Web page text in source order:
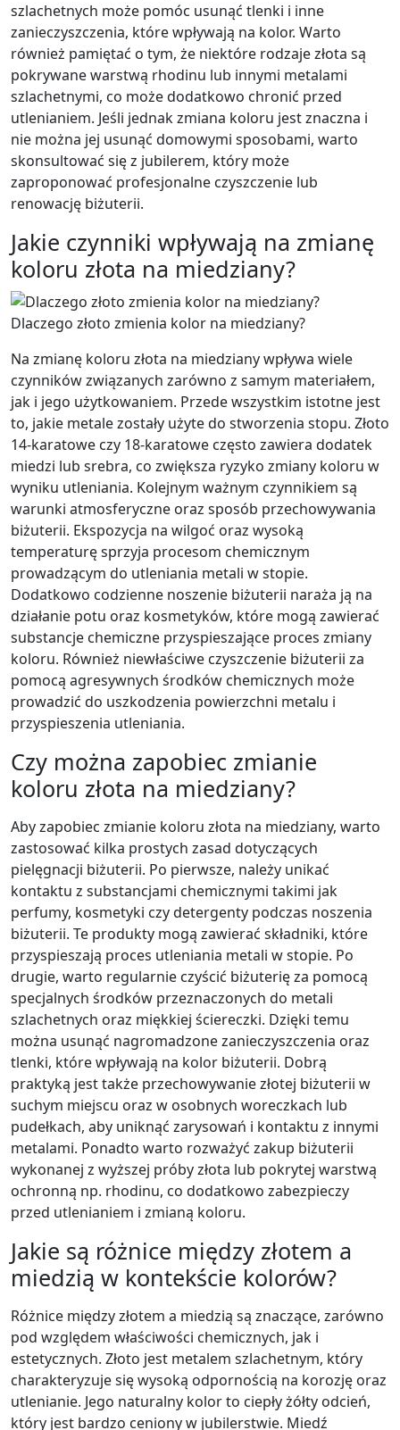
szlachetnych może pomóc usunąć tlenki i inne
zanieczyszczenia, które wpływają na kolor. Warto
również pamiętać o tym, że niektóre rodzaje złota są
pokrywane warstwą rhodinu lub innymi metalami
szlachetnymi, co może dodatkowo chronić przed
utlenianiem. Jeśli jednak zmiana koloru jest znaczna i
nie można jej usunąć domowymi sposobami, warto
skonsultować się z jubilerem, który może
zaproponować profesjonalne czyszczenie lub
renowację biżuterii.
Jakie czynniki wpływają na zmianę
koloru złota na miedziany?
Dlaczego złoto zmienia kolor na miedziany?
Na zmianę koloru złota na miedziany wpływa wiele
czynników związanych zarówno z samym materiałem,
jak i jego użytkowaniem. Przede wszystkim istotne jest
to, jakie metale zostały użyte do stworzenia stopu. Złoto
14-karatowe czy 18-karatowe często zawiera dodatek
miedzi lub srebra, co zwiększa ryzyko zmiany koloru w
wyniku utleniania. Kolejnym ważnym czynnikiem są
warunki atmosferyczne oraz sposób przechowywania
biżuterii. Ekspozycja na wilgoć oraz wysoką
temperaturę sprzyja procesom chemicznym
prowadzącym do utleniania metali w stopie.
Dodatkowo codzienne noszenie biżuterii naraża ją na
działanie potu oraz kosmetyków, które mogą zawierać
substancje chemiczne przyspieszające proces zmiany
koloru. Również niewłaściwe czyszczenie biżuterii za
pomocą agresywnych środków chemicznych może
prowadzić do uszkodzenia powierzchni metalu i
przyspieszenia utleniania.
Czy można zapobiec zmianie
koloru złota na miedziany?
Aby zapobiec zmianie koloru złota na miedziany, warto
zastosować kilka prostych zasad dotyczących
pielęgnacji biżuterii. Po pierwsze, należy unikać
kontaktu z substancjami chemicznymi takimi jak
perfumy, kosmetyki czy detergenty podczas noszenia
biżuterii. Te produkty mogą zawierać składniki, które
przyspieszają proces utleniania metali w stopie. Po
drugie, warto regularnie czyścić biżuterię za pomocą
specjalnych środków przeznaczonych do metali
szlachetnych oraz miękkiej ściereczki. Dzięki temu
można usunąć nagromadzone zanieczyszczenia oraz
tlenki, które wpływają na kolor biżuterii. Dobrą
praktyką jest także przechowywanie złotej biżuterii w
suchym miejscu oraz w osobnych woreczkach lub
pudełkach, aby uniknąć zarysowań i kontaktu z innymi
metalami. Ponadto warto rozważyć zakup biżuterii
wykonanej z wyższej próby złota lub pokrytej warstwą
ochronną np. rhodinu, co dodatkowo zabezpieczy
przed utlenianiem i zmianą koloru.
Jakie są różnice między złotem a
miedzią w kontekście kolorów?
Różnice między złotem a miedzią są znaczące, zarówno
pod względem właściwości chemicznych, jak i
estetycznych. Złoto jest metalem szlachetnym, który
charakteryzuje się wysoką odpornością na korozję oraz
utlenianie. Jego naturalny kolor to ciepły żółty odcień,
który jest bardzo ceniony w jubilerstwie. Miedź